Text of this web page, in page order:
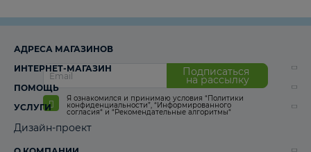
Подписаться
на рассылку
Я ознакомился и принимаю условия “Политики
конфиденциальности”, “Информированного
согласия“ и “Рекомендательные алгоритмы“
АДРЕСА МАГАЗИНОВ
ИНТЕРНЕТ-МАГАЗИН
ПОМОЩЬ
УСЛУГИ
Дизайн-проект